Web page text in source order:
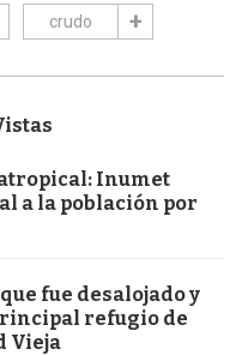
crudo
Inumet
a la población por
fue desalojado y
refugio de
Vieja